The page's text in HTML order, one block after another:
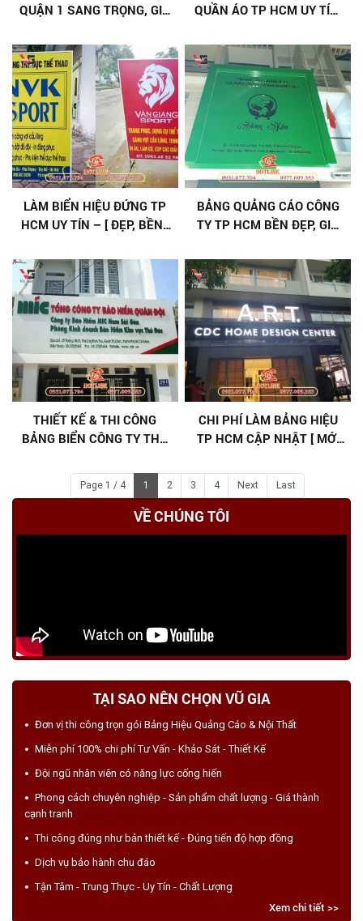
VỀ CHÚNG TÔI
TẠI SAO NÊN CHỌN VŨ GIA
Đơn vị thi công trọn gói Bảng Hiệu Quảng Cáo & Nội Thất
Miễn phí 100% chi phí Tư Vấn - Khảo Sát - Thiết Kế
Đội ngũ nhân viên có năng lực cống hiến
Phong cách chuyên nghiệp - Sản phẩm chất lượng - Giá thành
cạnh tranh
Thi công đúng như bản thiết kế - Đúng tiến độ hợp đồng
Dịch vụ bảo hành chu đáo
Tận Tâm - Trung Thực - Uy Tín - Chất Lượng
Xem chi tiết >>
QUẬN 1 SANG TRỌNG, GIÁ
QUẦN ÁO TP HCM UY TÍN,
LÀM BIỂN HIỆU ĐỨNG TP
HCM UY TÍN – [ ĐẸP, BỀN ]
BẢNG QUẢNG CÁO CÔNG
TY TP HCM BỀN ĐẸP, GIÁ
THIẾT KẾ & THI CÔNG
BẢNG BIỂN CÔNG TY THỦ
CHI PHÍ LÀM BẢNG HIỆU
TP HCM CẬP NHẬT [ MỚI
Page 1 / 4 1 2 3 4 Next Last